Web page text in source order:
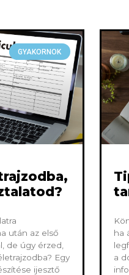
GYAKORNOK
után az első
de úgy érzed,
Egy
ijesztő
ha
a